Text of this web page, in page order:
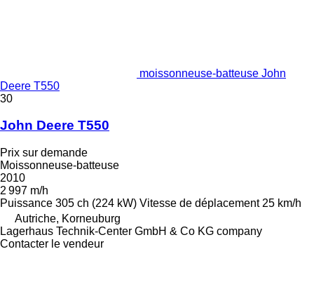
moissonneuse-batteuse John
Deere T550
30
John Deere T550
Prix sur demande
Moissonneuse-batteuse
2010
2 997 m/h
Puissance 305 ch (224 kW) Vitesse de déplacement 25 km/h
Autriche, Korneuburg
Lagerhaus Technik-Center GmbH & Co KG company
Contacter le vendeur